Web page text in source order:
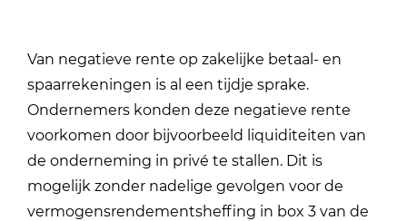
Van negatieve rente op zakelijke betaal- en
spaarrekeningen is al een tijdje sprake.
Ondernemers konden deze negatieve rente
voorkomen door bijvoorbeeld liquiditeiten van
de onderneming in privé te stallen. Dit is
mogelijk zonder nadelige gevolgen voor de
vermogensrendementsheffing in box 3 van de